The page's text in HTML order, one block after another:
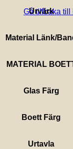
Gå tillbaka till
Urvärk
Material Länk/
MATERIAL
Glas Färg
Boett Färg
Urtavla